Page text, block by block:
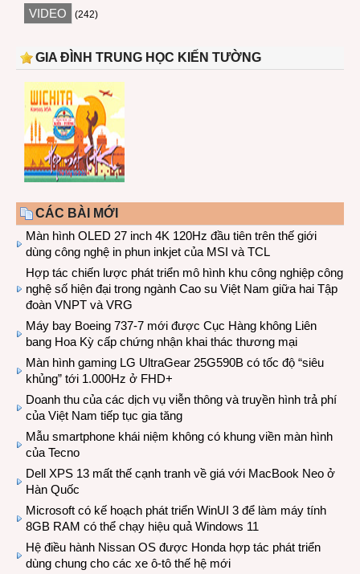
VIDEO (242)
GIA ĐÌNH TRUNG HỌC KIẾN TƯỜNG
CÁC BÀI MỚI
Màn hình OLED 27 inch 4K 120Hz đầu tiên trên thế giới
dùng công nghệ in phun inkjet của MSI và TCL
Hợp tác chiến lược phát triển mô hình khu công nghiệp công
nghệ số hiện đại trong ngành Cao su Việt Nam giữa hai Tập
đoàn VNPT và VRG
Máy bay Boeing 737-7 mới được Cục Hàng không Liên
bang Hoa Kỳ cấp chứng nhận khai thác thương mại
Màn hình gaming LG UltraGear 25G590B có tốc độ “siêu
khủng” tới 1.000Hz ở FHD+
Doanh thu của các dịch vụ viễn thông và truyền hình trả phí
của Việt Nam tiếp tục gia tăng
Mẫu smartphone khái niệm không có khung viền màn hình
của Tecno
Dell XPS 13 mất thế cạnh tranh về giá với MacBook Neo ở
Hàn Quốc
Microsoft có kế hoạch phát triển WinUI 3 để làm máy tính
8GB RAM có thể chạy hiệu quả Windows 11
Hệ điều hành Nissan OS được Honda hợp tác phát triển
dùng chung cho các xe ô-tô thế hệ mới